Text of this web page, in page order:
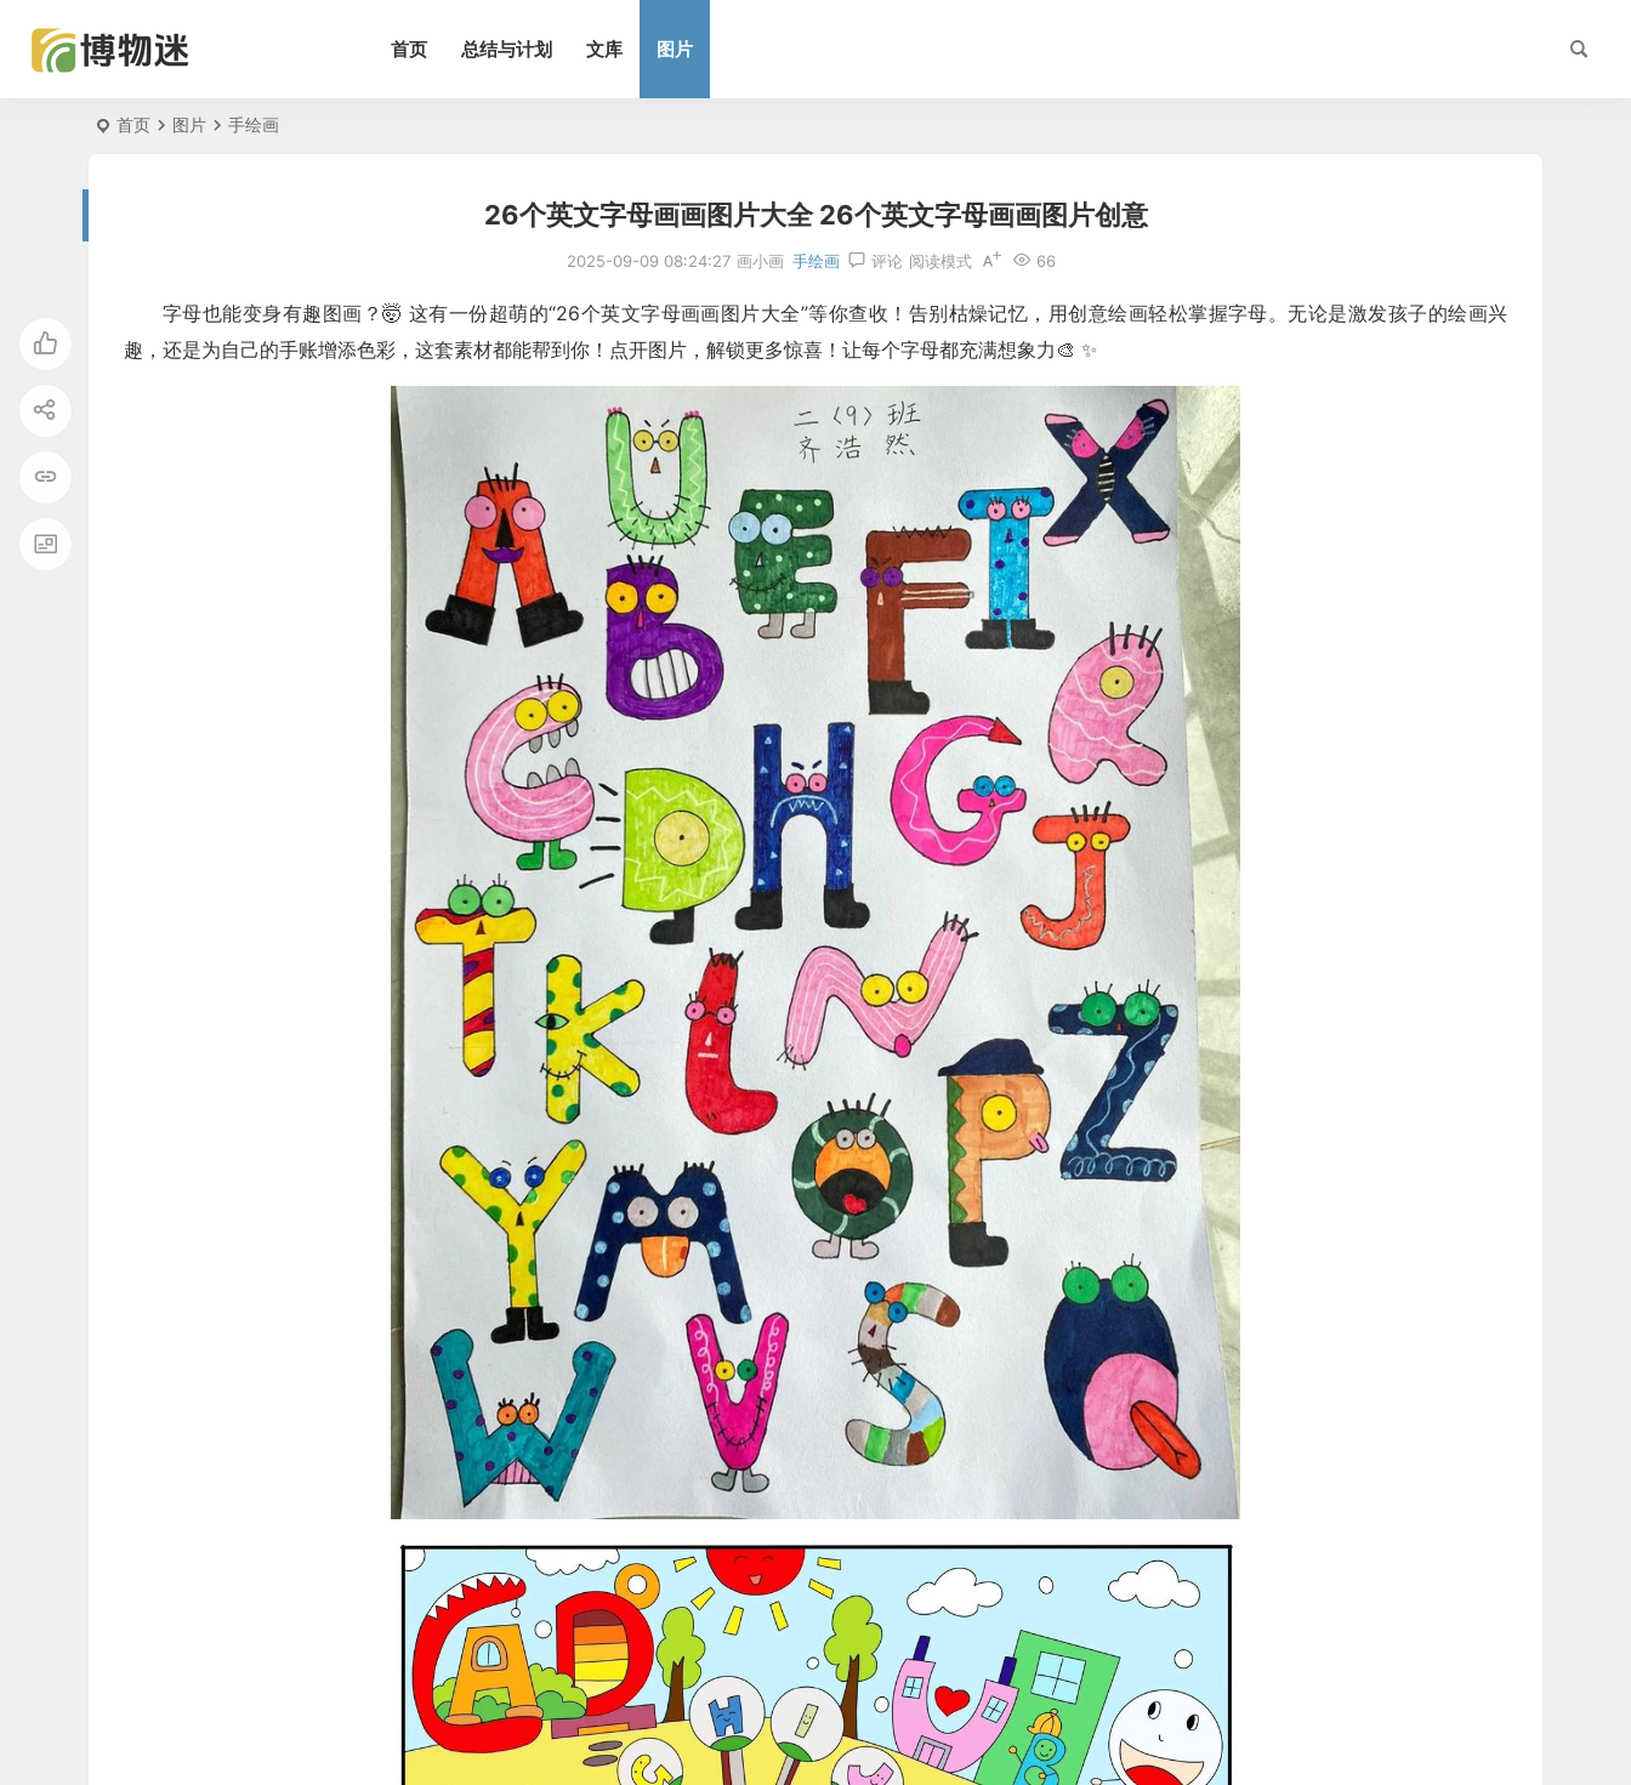
首页 总结与计划 文库 图片
首页 图片 手绘画
26个英文字母画画图片大全 26个英文字母画画图片创意
2025-09-09 08:24:27 画小画 手绘画 评论 66
阅读模式
字母也能变身有趣图画？🤯 这有一份超萌的“26个英文字母画画图片大全”等你查收！告别枯燥记忆，用创意绘画轻松掌握字母。无论是激发孩子的绘画兴
趣，还是为自己的手账增添色彩，这套素材都能帮到你！点开图片，解锁更多惊喜！让每个字母都充满想象力🎨 ✨